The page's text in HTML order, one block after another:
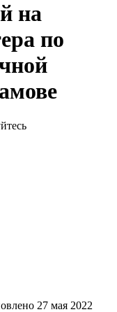
на
по
27 мая 2022